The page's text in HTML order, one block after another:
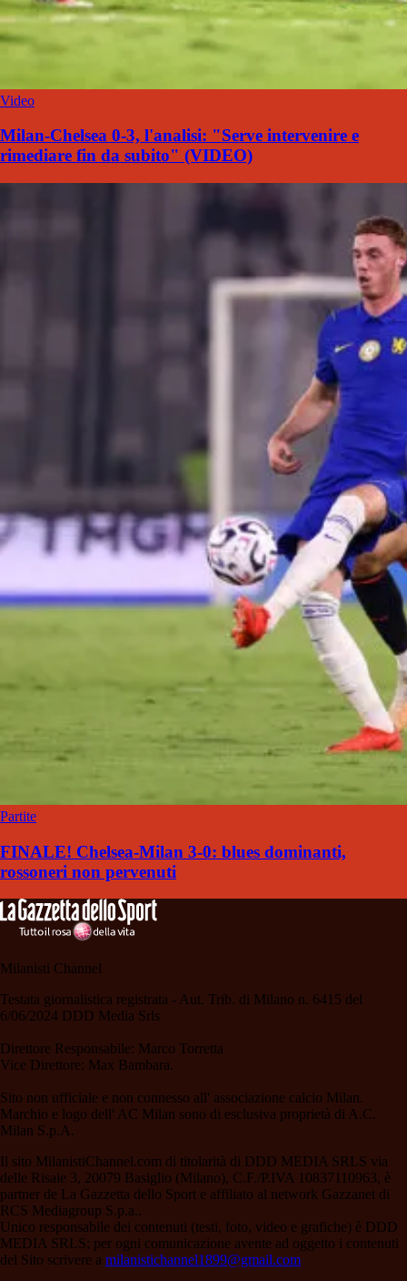
Video
Milan-Chelsea 0-3, l'analisi: "Serve intervenire e
rimediare fin da subito" (VIDEO)
Partite
FINALE! Chelsea-Milan 3-0: blues dominanti,
rossoneri non pervenuti
Milanisti Channel
Testata giornalistica registrata - Aut. Trib. di Milano n. 6415 del
6/06/2024 DDD Media Srls
Direttore Responsabile: Marco Torretta
Vice Direttore: Max Bambara.
Sito non ufficiale e non connesso all' associazione calcio Milan.
Marchio e logo dell' AC Milan sono di esclusiva proprietà di A.C.
Milan S.p.A.
Il sito MilanistiChannel.com di titolarità di DDD MEDIA SRLS via
delle Risaie 3, 20079 Basiglio (Milano), C.F./P.IVA 10837110963, è
partner de La Gazzetta dello Sport e affiliato al network Gazzanet di
RCS Mediagroup S.p.a..
Unico responsabile dei contenuti (testi, foto, video e grafiche) è DDD
MEDIA SRLS; per ogni comunicazione avente ad oggetto i contenuti
del Sito scrivere a milanistichannel1899@gmail.com